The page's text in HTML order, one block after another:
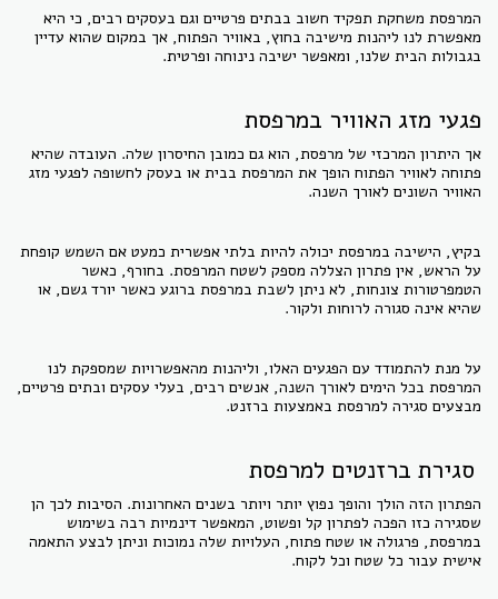
המרפסת משחקת תפקיד חשוב בבתים פרטיים וגם בעסקים רבים, כי היא
מאפשרת לנו ליהנות מישיבה בחוץ, באוויר הפתוח, אך במקום שהוא עדיין
בגבולות הבית שלנו, ומאפשר ישיבה נינוחה ופרטית.
פגעי מזג האוויר במרפסת
אך היתרון המרכזי של מרפסת, הוא גם כמובן החיסרון שלה. העובדה שהיא
פתוחה לאוויר הפתוח הופך את המרפסת בבית או בעסק לחשופה לפגעי מזג
האוויר השונים לאורך השנה.
בקיץ, הישיבה במרפסת יכולה להיות בלתי אפשרית כמעט אם השמש קופחת
על הראש, אין פתרון הצללה מספק לשטח המרפסת. בחורף, כאשר
הטמפרטורות צונחות, לא ניתן לשבת במרפסת ברוגע כאשר יורד גשם, או
שהיא אינה סגורה לרוחות ולקור.
על מנת להתמודד עם הפגעים האלו, וליהנות מהאפשרויות שמספקת לנו
המרפסת בכל הימים לאורך השנה, אנשים רבים, בעלי עסקים ובתים פרטיים,
מבצעים סגירה למרפסת באמצעות ברזנט.
סגירת ברזנטים למרפסת
הפתרון הזה הולך והופך נפוץ יותר ויותר בשנים האחרונות. הסיבות לכך הן
שסגירה כזו הפכה לפתרון קל ופשוט, המאפשר דינמיות רבה בשימוש
במרפסת, פרגולה או שטח פתוח, העלויות שלה נמוכות וניתן לבצע התאמה
אישית עבור כל שטח וכל לקוח.